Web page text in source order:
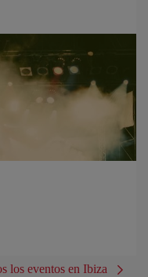
los eventos en Ibiza